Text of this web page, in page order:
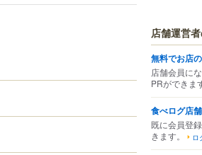
店舗運営
無料でお店
店舗会員に
PRができま
食べログ店
既に会員登
きます。
ロ